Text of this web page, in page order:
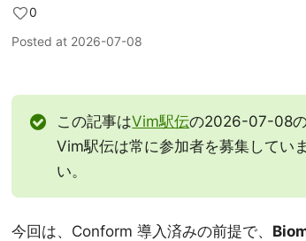
0
Posted at 2026-07-08
この記事はVim駅伝の2026-07-08の
Vim駅伝は常に参加者を募集してい
い。
今回は、Conform 導入済みの前提で、